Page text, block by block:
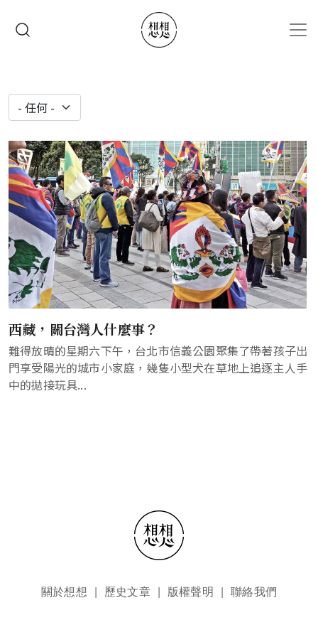
西藏，關台灣人什麼事？
難得放晴的星期六下午，台北市信義公園聚集了帶著孩子出
門享受陽光的城市小家庭，幾隻小型犬在草地上追逐主人手
中的拋接玩具...
頁尾選單關於想想 歷史文章 版權聲明 聯絡我們